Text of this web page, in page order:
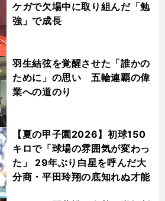
ケガで欠場中に取り組んだ「勉
強」で成長
羽生結弦を覚醒させた「誰かの
ために」の思い 五輪連覇の偉
業への道のり
【夏の甲子園2026】初球150
キロで「球場の雰囲気が変わっ
た」 29年ぶり白星を呼んだ大
分商・平田玲翔の底知れぬ才能